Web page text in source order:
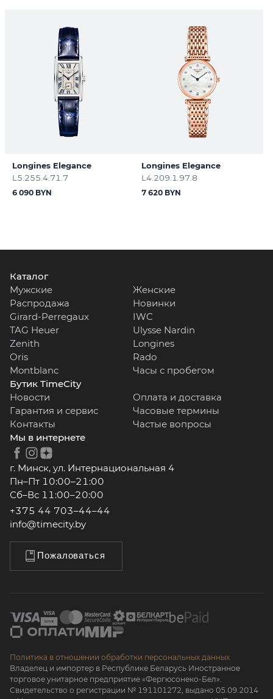
Longines Elegance
L5.255.4.71.7
6 090 BYN
Longines Elegance
L4.209.1.97.8
7 620 BYN
Каталог
Мужские
Женские
Распродажа
Новинки
Girard-Perregaux
IWC
TAG Heuer
Ulysse Nardin
Zenith
Longines
Oris
Rado
Montblanc
Часы с пробегом
Бутик TimeCity
Новости
Оплата и доставка
Гарантия и сервис
Часовые термины
Контакты
Частые вопросы
Мы в интернете
г. Минск, ул. Интернациональная 4
Пн–Пт 10:00–21:00
Сб–Вс 11:00–20:00
+375 44 703–44–44
info@timecity.by
Пожаловаться
Политика в отношении обработки персональных данных.
Владелец и импортер в Республике Беларусь Иностранное
торговое унитарное предприятие «Фергюсонеко-Бел».
Свидетельство о регистрации № 191101272, выдано 05.09.2014